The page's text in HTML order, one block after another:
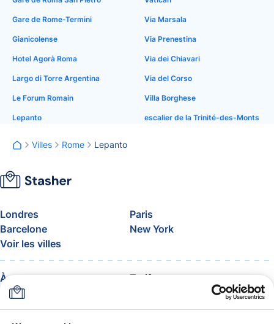
Gare de Rome-Termini
Gianicolense
Hotel Agorà Roma
Largo di Torre Argentina
Le Forum Romain
Lepanto
Via Marsala
Via Prenestina
Via dei Chiavari
Via del Corso
Villa Borghese
escalier de la Trinité-des-Monts
Villes Rome Lepanto
Londres
Paris
Barcelone
New York
Voir les villes
À propos
Tarifs
FAQ
Blog
Rejoignez le programme